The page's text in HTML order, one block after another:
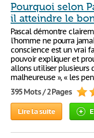
Pourquoi selon
il atteindre le
Pascal démontre
l’homme ne pourra
conscience est un vrai
pouvoir expliquer et
allons utiliser plusieurs
malheureuse », « les
395 Mots / 2 Pages
Lire la suite